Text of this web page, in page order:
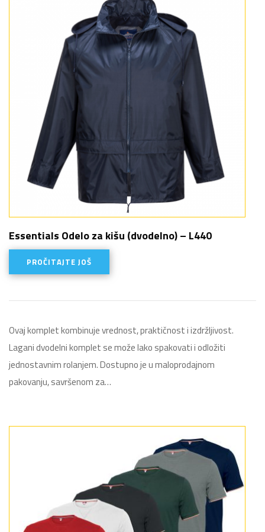
Essentials Odelo za kišu (dvodelno) – L440
PROČITAJTE JOŠ
Ovaj komplet kombinuje vrednost, praktičnost i izdržljivost.
Lagani dvodelni komplet se može lako spakovati i odložiti
jednostavnim rolanjem. Dostupno je u maloprodajnom
pakovanju, savršenom za…